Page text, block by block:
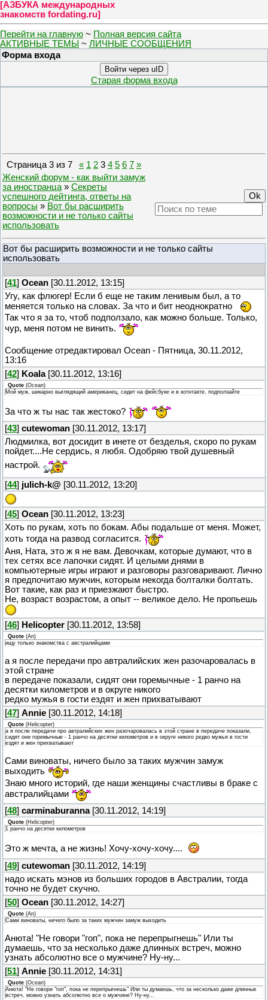
[АЗБУКА международных
знакомств fordating.ru]
Перейти на главную ~ Полная версия сайта
АКТИВНЫЕ ТЕМЫ ~ ЛИЧНЫЕ СООБЩЕНИЯ
Форма входа
Войти через uID
Старая форма входа
Страница3 из 7 « 1 2 3 4 5 6 7 »
Женский форум - как выйти замуж
за иностранца » Секреты
успешного дейтинга, ответы на
вопросы » Вот бы расширить
возможности и не только сайты
использовать
Вот бы расширить возможности и не только сайты
использовать
[41] Ocean [30.11.2012, 13:15]
Угу, как флюгер! Если б еще не таким ленивым был, а то
меняется только на словах. За что и бит неоднократно
Так что я за то, чтоб подползало, как можно больше. Только,
чур, меня потом не винить.
Сообщение отредактировал Ocean - Пятница, 30.11.2012,
13:16
[42] Koala[30.11.2012, 13:16]
Quote (Ocean)
Мой муж, шикарно выглядящий американец, сидит на фейсбуке и в котнтакте, подползайте
За что ж ты нас так жестоко?
[43] cutewoman [30.11.2012, 13:17]
Людмилка, вот досидит в инете от безделья, скоро по рукам
пойдет....Не сердись, я любя. Одобряю твой душевный
настрой.
[44] julich-k@ [30.11.2012, 13:20]
[45] Ocean [30.11.2012, 13:23]
Хоть по рукам, хоть по бокам. Абы подальше от меня. Может,
хоть тогда на развод согласится.
Аня, Ната, это ж я не вам. Девочкам, которые думают, что в
тех сетях все лапочки сидят. И целыми днями в
компьютерные игры играют и разговоры разговаривают. Лично
я предпочитаю мужчин, которым некогда болталки болтать.
Вот такие, как раз и приезжают быстро.
Не, возраст возрастом, а опыт -- великое дело. Не пропьешь
[46] Helicopter [30.11.2012, 13:58]
Quote (An)
ищу только знакомства с австралийцами
а я после передачи про автралийских жен разочаровалась в
этой стране
в передаче показали, сидят они горемычные - 1 ранчо на
десятки километров и в округе никого
редко мужья в гости ездят и жен прихватывают
[47] Annie [30.11.2012, 14:18]
Quote (Helicopter)
а я после передачи про автралийских жен разочаровалась в этой стране в передаче показали,
сидят они горемычные - 1 ранчо на десятки километров и в округе никого редко мужья в гости
ездят и жен прихватывают
Сами виноваты, ничего было за таких мужчин замуж
выходить
Знаю много историй, где наши женщины счастливы в браке с
австралийцами
[48] carminaburanna[30.11.2012, 14:19]
Quote (Helicopter)
1 ранчо на десятки километров
Это ж мечта, а не жизнь! Хочу-хочу-хочу....
[49] cutewoman [30.11.2012, 14:19]
надо искать мэнов из больших городов в Австралии, тогда
точно не будет скучно.
[50] Ocean [30.11.2012, 14:27]
Quote (An)
Сами виноваты, ничего было за таких мужчин замуж выходить
Анюта! "Не говори "гоп", пока не перепрыгнешь" Или ты
думаешь, что за несколько даже длинных встреч, можно
узнать абсолютно все о мужчине? Ну-ну...
[51] Annie [30.11.2012, 14:31]
Quote (Ocean)
Анюта! "Не говори "гоп", пока не перепрыгнешь" Или ты думаешь, что за несколько даже длинных
встреч, можно узнать абсолютно все о мужчине? Ну-ну...